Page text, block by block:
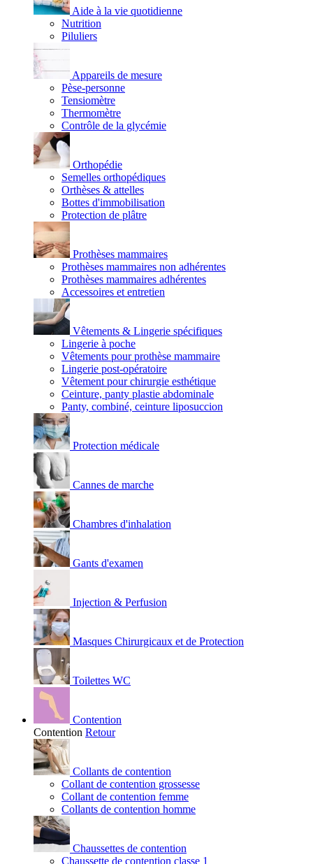
Aide à la vie quotidienne
Nutrition
Piluliers
Appareils de mesure
Pèse-personne
Tensiomètre
Thermomètre
Contrôle de la glycémie
Orthopédie
Semelles orthopédiques
Orthèses & attelles
Bottes d'immobilisation
Protection de plâtre
Prothèses mammaires
Prothèses mammaires non adhérentes
Prothèses mammaires adhérentes
Accessoires et entretien
Vêtements & Lingerie spécifiques
Lingerie à poche
Vêtements pour prothèse mammaire
Lingerie post-opératoire
Vêtement pour chirurgie esthétique
Ceinture, panty plastie abdominale
Panty, combiné, ceinture liposuccion
Protection médicale
Cannes de marche
Chambres d'inhalation
Gants d'examen
Injection & Perfusion
Masques Chirurgicaux et de Protection
Toilettes WC
Contention
Contention Retour
Collants de contention
Collant de contention grossesse
Collant de contention femme
Collants de contention homme
Chaussettes de contention
Chaussette de contention classe 1